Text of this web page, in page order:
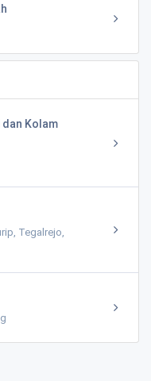
dan Kolam
Tegalrejo,